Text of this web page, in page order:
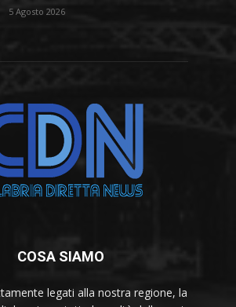
5 Agosto 2026
COSA SIAMO
legati alla nostra regione, la